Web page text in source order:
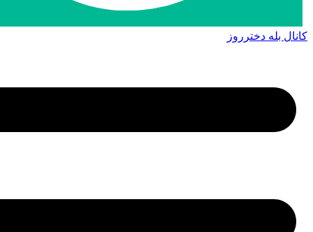
کانال بله دخترروز